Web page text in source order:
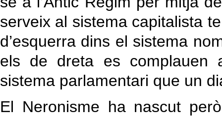
serveix al sistema capitalista
d’esquerra dins el sistema
els de dreta es complauen
sistema parlamentari que un
El Neronisme ha nascut